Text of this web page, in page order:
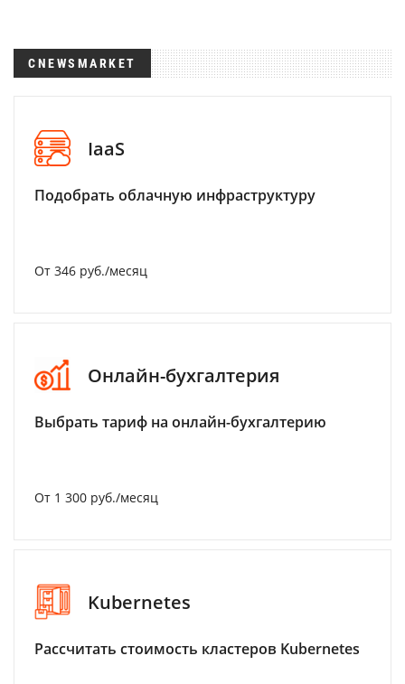
CNEWSMARKET
IaaS
Подобрать облачную инфраструктуру
От 346 руб./месяц
Онлайн-бухгалтерия
Выбрать тариф на онлайн-бухгалтерию
От 1 300 руб./месяц
Kubernetes
Рассчитать стоимость кластеров Kubernetes